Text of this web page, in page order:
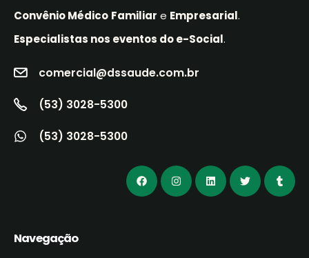
Convênio Médico Familiar e Empresarial.
Especialistas nos eventos do e-Social.
comercial@dssaude.com.br
(53) 3028-5300
(53) 3028-5300
Navegação